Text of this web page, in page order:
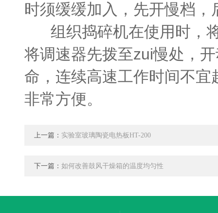
时须缓缓加入，先开慢档
组织捣碎机在使用时，将
将调速器先拨至zui慢处，
命，连续高速工作时间不
非常方便。
上一篇： 实验室玻璃陶瓷电热板HT-200
下一篇： 如何改善鼓风干燥箱的温度均匀性